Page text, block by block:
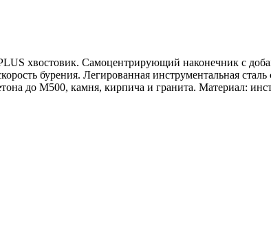
хвостовик. Самоцентрирующий наконечник с
бурения. Легированная инструментальная
до М500, камня, кирпича и гранита. Материал: